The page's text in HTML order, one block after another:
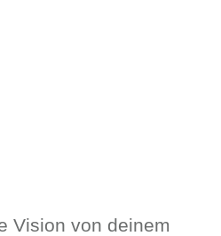
Vision von deinem